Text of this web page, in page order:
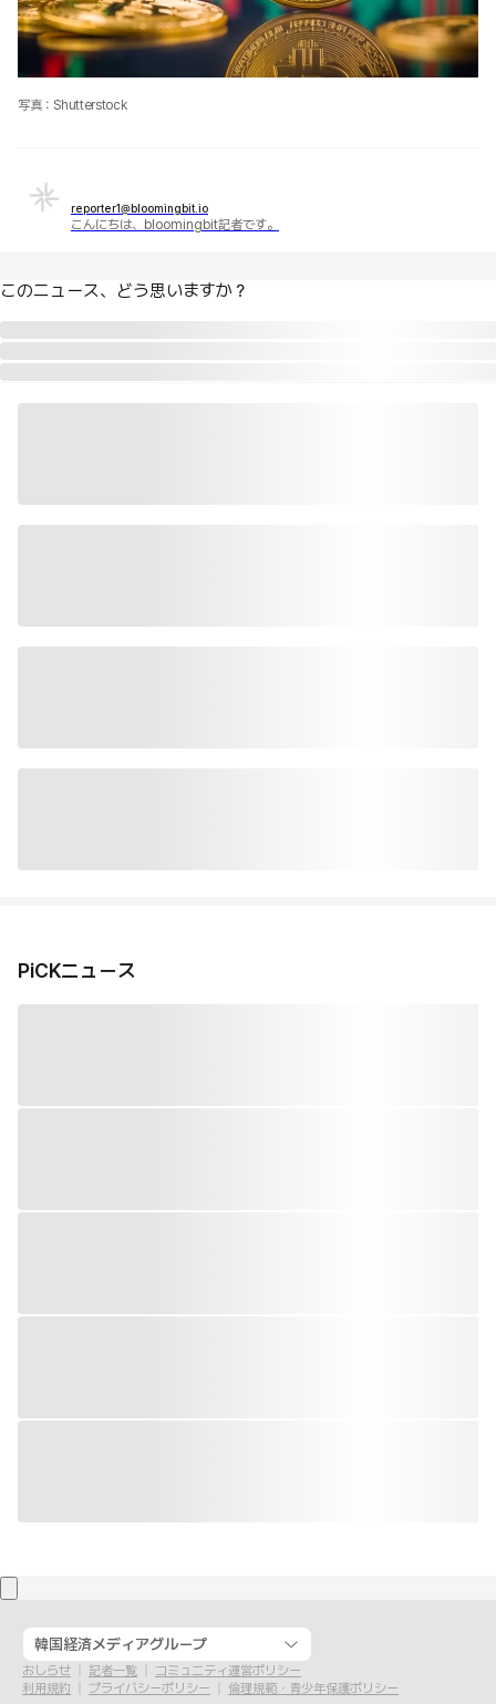
写真：Shutterstock
reporter1@bloomingbit.io
こんにちは、bloomingbit記者です。
このニュース、どう思いますか？
PiCKニュース
韓国経済メディアグループ
おしらせ 記者一覧
コミュニティ運営ポリシー
利用規約
プライバシーポリシー 倫理規範・青少年保護ポリシー